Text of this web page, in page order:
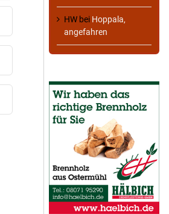
HW bei Hoppala,
angefahren